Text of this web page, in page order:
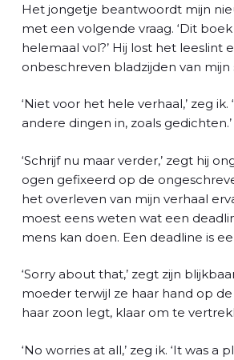
Het jongetje beantwoordt mijn
met een volgende vraag. ‘Dit
helemaal vol?’ Hij lost het leeslint
onbeschreven bladzijden van mijn
‘Niet voor het hele verhaal,’ zeg ik.
andere dingen in, zoals gedichten.’
‘Schrijf nu maar verder,’ zegt hij
ogen gefixeerd op de
het overleven van mijn verhaal
moest eens weten wat een
mens kan doen. Een deadline is
‘Sorry about that,’ zegt zijn
moeder terwijl ze haar hand op
haar zoon legt, klaar om te
‘No worries at all,’ zeg ik. ‘It was a